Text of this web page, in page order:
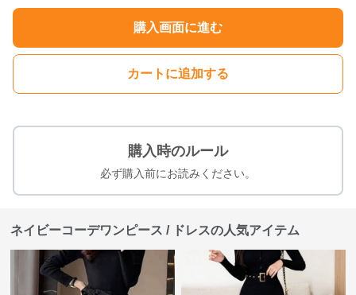
購入画面に進む
カートに追加する
購入時のルール
必ず購入前にお読みください。
ネイビーコーデワンピース / ドレスの人気アイテム